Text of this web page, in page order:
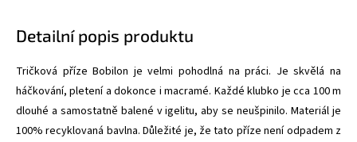
Detailní popis produktu
Tričková příze Bobilon je velmi pohodlná na práci. Je skvělá na
háčkování, pletení a dokonce i macramé. Každé klubko je cca 100 m
dlouhé a samostatně balené v igelitu, aby se neušpinilo. Materiál je
100% recyklovaná bavlna. Důležité je, že tato příze není odpadem z